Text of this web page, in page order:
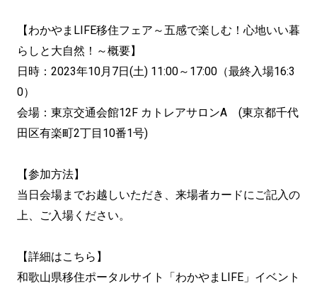
【わかやまLIFE移住フェア～五感で楽しむ！心地いい暮
らしと大自然！～概要】
日時：2023年10月7日(土) 11:00～17:00（最終入場16:3
0）
会場：東京交通会館12F カトレアサロンA (東京都千代
田区有楽町2丁目10番1号)
【参加方法】
当日会場までお越しいただき、来場者カードにご記入の
上、ご入場ください。
【詳細はこちら】
和歌山県移住ポータルサイト「わかやまLIFE」イベント